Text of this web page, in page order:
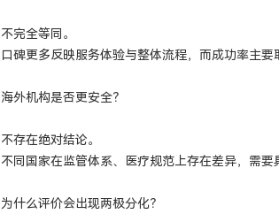
不完全等同。
口碑更多反映服务体验与整体流程，而成功率主要
海外机构是否更安全？
不存在绝对结论。
不同国家在监管体系、医疗规范上存在差异，需要
为什么评价会出现两极分化？